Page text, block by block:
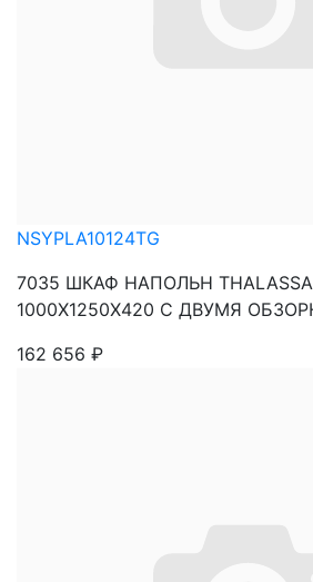
NSYPLA10124TG
7035 ШКАФ НАПОЛЬН
1000X1250X420 C ДВУМЯ
162 656 ₽